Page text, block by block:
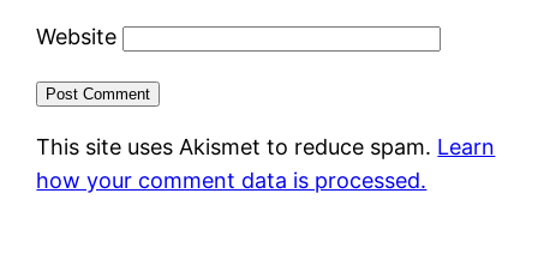
Website
This site uses Akismet to reduce spam. Learn
how your comment data is processed.